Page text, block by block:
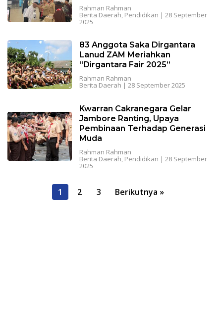
Rahman Rahman
Berita Daerah, Pendidikan | 28 September
2025
83 Anggota Saka Dirgantara
Lanud ZAM Meriahkan
“Dirgantara Fair 2025”
Rahman Rahman
Berita Daerah | 28 September 2025
Kwarran Cakranegara Gelar
Jambore Ranting, Upaya
Pembinaan Terhadap Generasi
Muda
Rahman Rahman
Berita Daerah Pendidikan | 28 September
2025
1 2 3 Berikutnya »